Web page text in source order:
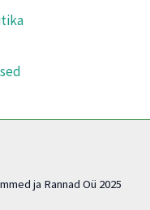
ja Rannad Oü 2025